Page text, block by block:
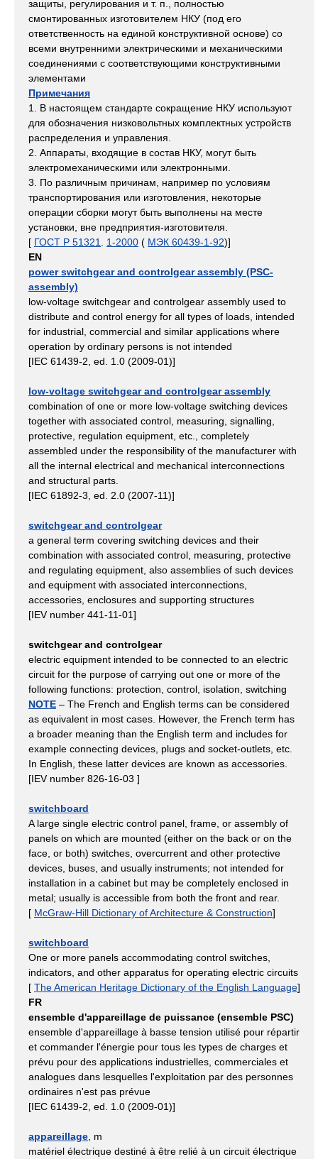
защиты, регулирования и т. п., полностью
смонтированных изготовителем НКУ (под его
ответственность на единой конструктивной основе) со
всеми внутренними электрическими и механическими
соединениями с соответствующими конструктивными
элементами
Примечания
1. В настоящем стандарте сокращение НКУ используют
для обозначения низковольтных комплектных устройств
распределения и управления.
2. Аппараты, входящие в состав НКУ, могут быть
электромеханическими или электронными.
3. По различным причинам, например по условиям
транспортирования или изготовления, некоторые
операции сборки могут быть выполнены на месте
установки, вне предприятия-изготовителя.
[ ГОСТ Р 51321 1-2000 ( МЭК 60439-1-92)]
EN
power switchgear and controlgear assembly (PSC-
assembly)
low-voltage switchgear and controlgear assembly used to
distribute and control energy for all types of loads, intended
for industrial, commercial and similar applications where
operation by ordinary persons is not intended
[IEC 61439-2, ed. 1.0 (2009-01)]
low-voltage switchgear and controlgear assembly
combination of one or more low-voltage switching devices
together with associated control, measuring, signalling,
protective, regulation equipment, etc., completely
assembled under the responsibility of the manufacturer with
all the internal electrical and mechanical interconnections
and structural parts.
[IEC 61892-3, ed. 2.0 (2007-11)]
switchgear and controlgear
a general term covering switching devices and their
combination with associated control, measuring, protective
and regulating equipment, also assemblies of such devices
and equipment with associated interconnections,
accessories, enclosures and supporting structures
[IEV number 441-11-01]
switchgear and controlgear
electric equipment intended to be connected to an electric
circuit for the purpose of carrying out one or more of the
following functions: protection, control, isolation, switching
NOTE – The French and English terms can be considered
as equivalent in most cases. However, the French term has
a broader meaning than the English term and includes for
example connecting devices, plugs and socket-outlets, etc.
In English, these latter devices are known as accessories.
[IEV number 826-16-03 ]
switchboard
A large single electric control panel, frame, or assembly of
panels on which are mounted (either on the back or on the
face, or both) switches, overcurrent and other protective
devices, buses, and usually instruments; not intended for
installation in a cabinet but may be completely enclosed in
metal; usually is accessible from both the front and rear.
[ McGraw-Hill Dictionary of Architecture & Construction]
switchboard
One or more panels accommodating control switches,
indicators, and other apparatus for operating electric circuits
[ The American Heritage Dictionary of the English Language]
FR
ensemble d'appareillage de puissance (ensemble PSC)
ensemble d'appareillage à basse tension utilisé pour répartir
et commander l'énergie pour tous les types de charges et
prévu pour des applications industrielles, commerciales et
analogues dans lesquelles l'exploitation par des personnes
ordinaires n'est pas prévue
[IEC 61439-2, ed. 1.0 (2009-01)]
appareillage , m
matériel électrique destiné à être relié à un circuit électrique